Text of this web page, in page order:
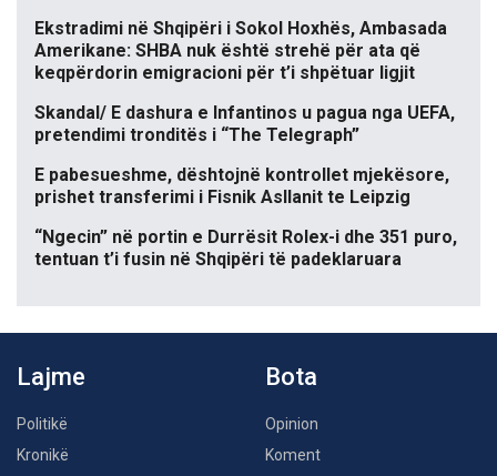
Ekstradimi në Shqipëri i Sokol Hoxhës, Ambasada
Amerikane: SHBA nuk është strehë për ata që
keqpërdorin emigracioni për t’i shpëtuar ligjit
Skandal/ E dashura e Infantinos u pagua nga UEFA,
pretendimi tronditës i “The Telegraph”
E pabesueshme, dështojnë kontrollet mjekësore,
prishet transferimi i Fisnik Asllanit te Leipzig
“Ngecin” në portin e Durrësit Rolex-i dhe 351 puro,
tentuan t’i fusin në Shqipëri të padeklaruara
Lajme
Politikë
Kronikë
Bota
Opinion
Koment